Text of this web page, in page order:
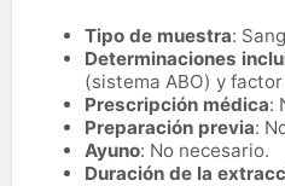
Tipo de muestra:
Determinaciones
(sistema ABO) y factor
Prescripción médica:
Preparación previa:
Ayuno: No necesario.
Duración de la